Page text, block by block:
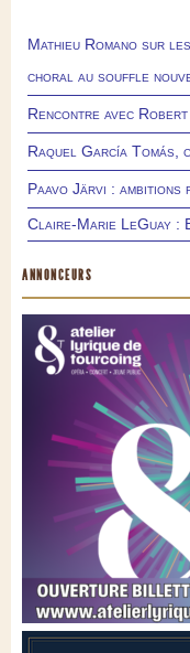
Mathieu Romano sur
choral au souffle
Rencontre avec Robert
Raquel García Tomás,
Paavo Järvi :
Claire-Marie LeGuay :
ANNONCEURS